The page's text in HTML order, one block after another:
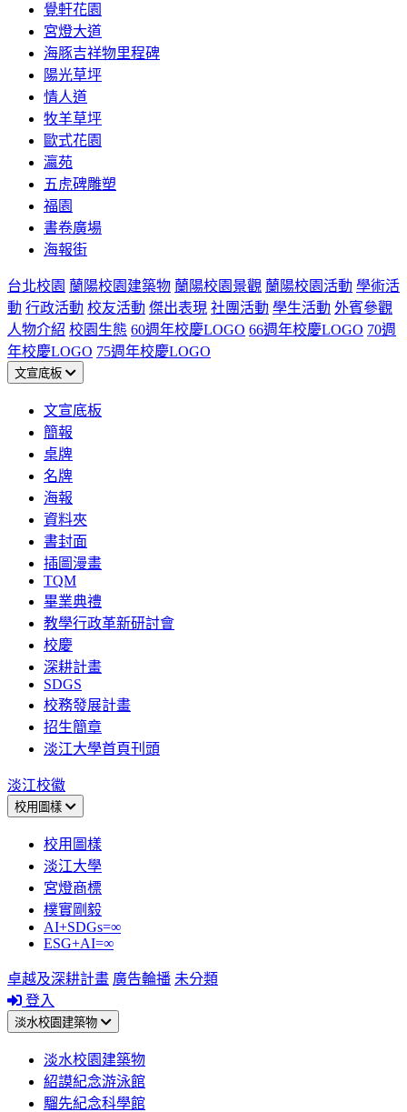
覺軒花園
宮燈大道
海豚吉祥物里程碑
陽光草坪
情人道
牧羊草坪
歐式花園
瀛苑
五虎碑雕塑
福園
書卷廣場
海報街
台北校園 蘭陽校園建築物 蘭陽校園景觀 蘭陽校園活動 學術活
動 行政活動 校友活動 傑出表現 社團活動 學生活動 外賓參觀
人物介紹 校園生態 60週年校慶LOGO 66週年校慶LOGO 70週
年校慶LOGO 75週年校慶LOGO
文宣底板
文宣底板
簡報
桌牌
名牌
海報
資料夾
書封面
插圖漫畫
TQM
畢業典禮
教學行政革新研討會
校慶
深耕計畫
SDGS
校務發展計畫
招生簡章
淡江大學首頁刊頭
淡江校徽
校用圖樣
校用圖樣
淡江大學
宮燈商標
樸實剛毅
AI+SDGs=∞
ESG+AI=∞
卓越及深耕計畫 廣告輪播 未分類
登入
淡水校園建築物
淡水校園建築物
紹謨紀念游泳館
騮先紀念科學館